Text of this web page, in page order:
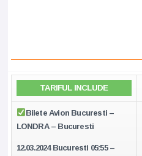
TARIFUL INCLUDE
Bilete Avion Bucuresti –
LONDRA – Bucuresti
12.03.2024 Bucuresti 05:55 –